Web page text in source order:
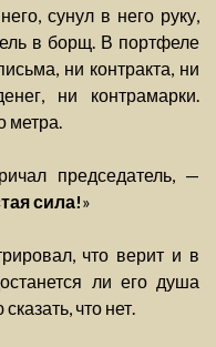
сунул в него руку,
в борщ. В портфеле
ни контракта, ни
ни контрамарки.
метра.
председатель, —
сила!»
что верит и в
ли его душа
что нет.